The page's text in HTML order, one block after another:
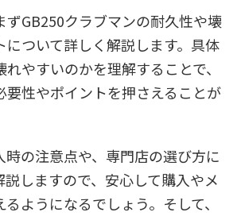
ずGB250クラブマンの耐久性や壊
について詳しく解説します。具体
やすいのかを理解することで、
要性やポイントを押さえることが
時の注意点や、専門店の選び方に
しますので、安心して購入やメ
ようになるでしょう。そして、